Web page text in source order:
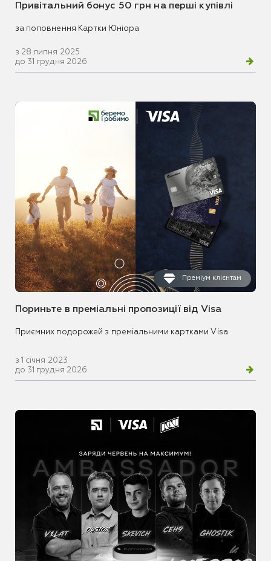
Привітальний бонус 50 грн на перші купівлі
за поповнення Картки Юніора
з 28 липня 2025
до 31 грудня 2026
Преміум клієнтам
Пориньте в преміальні пропозиції від Visa
Приємних подорожей з преміальними картками Visa
з 1 січня 2023
до 31 грудня 2026